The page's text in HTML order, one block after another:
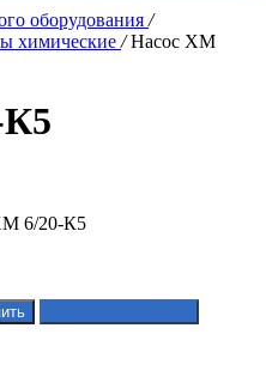
оборудования /
химические / Насос ХМ